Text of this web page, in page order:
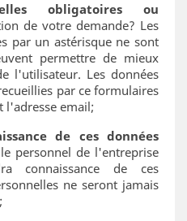
obligatoires ou
de votre demande? Les
par un astérisque ne sont
permettre de mieux
l'utilisateur. Les données
par ce formulaires
l'adresse email;
de ces données
personnel de l'entreprise
connaissance de ces
ne seront jamais